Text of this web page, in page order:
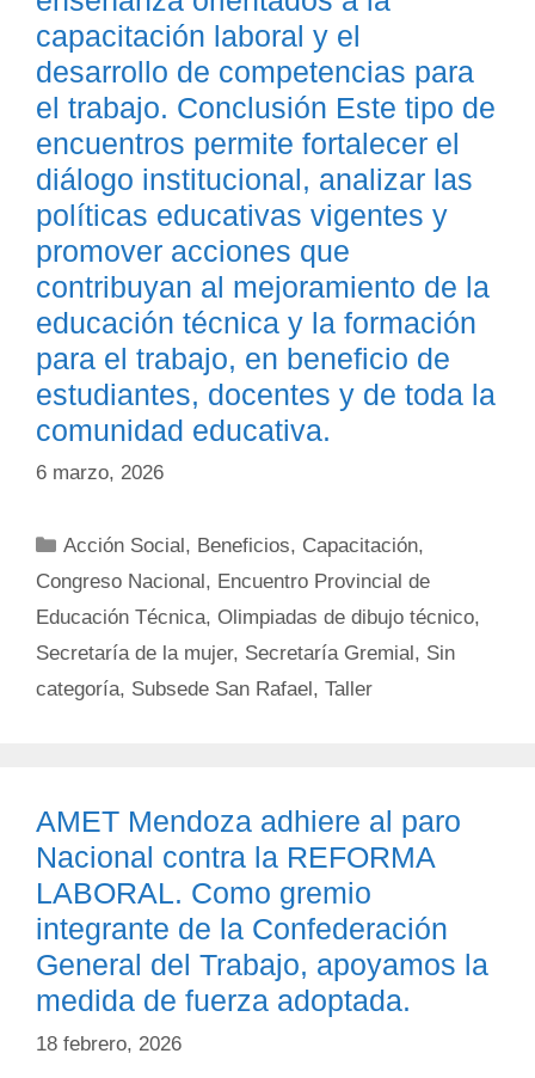
capacitación laboral y el
desarrollo de competencias para
el trabajo. Conclusión Este tipo de
encuentros permite fortalecer el
diálogo institucional, analizar las
políticas educativas vigentes y
promover acciones que
contribuyan al mejoramiento de la
educación técnica y la formación
para el trabajo, en beneficio de
estudiantes, docentes y de toda la
comunidad educativa.
6 marzo, 2026
Categorías
Acción Social , Beneficios, Capacitación,
Congreso Nacional , Encuentro Provincial de
Educación Técnica, Olimpiadas de dibujo técnico,
Secretaría de la mujer, Secretaría Gremial , Sin
categoría, Subsede San Rafael , Taller
AMET Mendoza adhiere al paro
Nacional contra la REFORMA
LABORAL. Como gremio
integrante de la Confederación
General del Trabajo, apoyamos la
medida de fuerza adoptada.
18 febrero, 2026